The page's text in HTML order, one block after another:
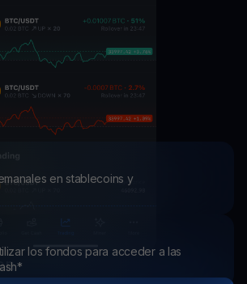
en stablecoins y
los fondos para acceder a las